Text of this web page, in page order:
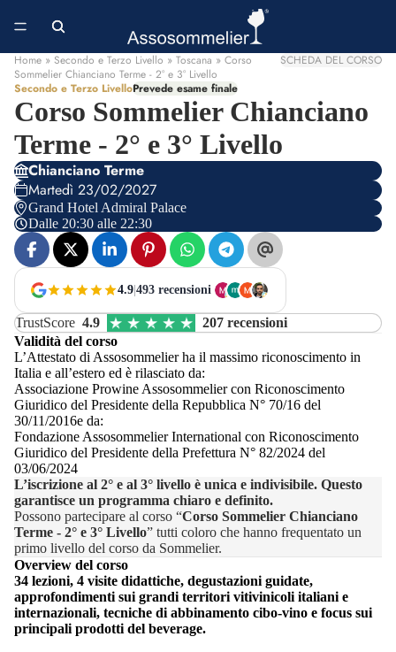
Home » Secondo e Terzo Livello » Toscana » Corso
Sommelier Chianciano Terme - 2° e 3° Livello
SCHEDA DEL CORSO
Secondo e Terzo LivelloPrevede esame finale
Corso Sommelier Chianciano
Terme - 2° e 3° Livello
Chianciano Terme
Martedì 23/02/2027
Grand Hotel Admiral Palace
Dalle 20:30 alle 22:30
4.9 493 recensioni
TrustScore 4.9
207 recensioni
Validità del corso
L’Attestato di Assosommelier ha il massimo riconoscimento in
Italia e all’estero ed è rilasciato da:
Associazione Prowine Assosommelier con Riconoscimento
Giuridico del Presidente della Repubblica N° 70/16 del
30/11/2016e da:
Fondazione Assosommelier International con Riconoscimento
Giuridico del Presidente della Prefettura N° 82/2024 del
03/06/2024
L’iscrizione al 2° e al 3° livello è unica e indivisibile. Questo
garantisce un programma chiaro e definito.
Possono partecipare al corso “Corso Sommelier Chianciano
Terme - 2° e 3° Livello” tutti coloro che hanno frequentato un
primo livello del corso da Sommelier.
Overview del corso
34 lezioni, 4 visite didattiche, degustazioni guidate,
approfondimenti sui grandi territori vitivinicoli italiani e
internazionali, tecniche di abbinamento cibo-vino e focus sui
principali prodotti del beverage.